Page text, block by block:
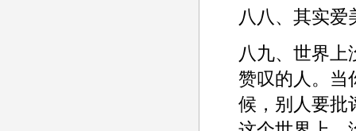
八八、其实爱
八九、世界上
赞叹的人。当
候，别人要批